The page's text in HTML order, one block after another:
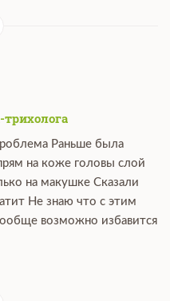
Раньше была
на коже головы слой
на макушке Сказали
Не знаю что с этим
возможно избавится